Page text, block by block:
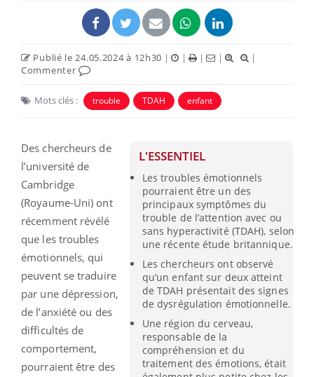
Publié le 24.05.2024 à 12h30 | | | |
|
Commenter
Mots clés : trouble TDAH enfant
L'ESSENTIEL
Les troubles émotionnels
pourraient être un des
principaux symptômes du
trouble de l’attention avec ou
sans hyperactivité (TDAH), selon
une récente étude britannique.
Les chercheurs ont observé
qu’un enfant sur deux atteint
de TDAH présentait des signes
de dysrégulation émotionnelle.
Une région du cerveau,
responsable de la
compréhension et du
traitement des émotions, était
Des chercheurs de
l’université de
Cambridge
(Royaume-Uni) ont
récemment révélé
que les troubles
émotionnels, qui
peuvent se traduire
par une dépression,
de l’anxiété ou des
difficultés de
comportement,
pourraient être des